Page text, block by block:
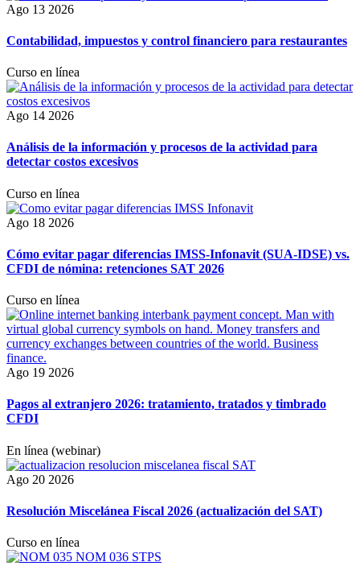
Ago 13 2026
Contabilidad, impuestos y control financiero para restaurantes
Curso en línea
Ago 14 2026
Análisis de la información y procesos de la actividad para
detectar costos excesivos
Curso en línea
Ago 18 2026
Cómo evitar pagar diferencias IMSS-Infonavit (SUA-IDSE) vs.
CFDI de nómina: retenciones SAT 2026
Curso en línea
Ago 19 2026
Pagos al extranjero 2026: tratamiento, tratados y timbrado
CFDI
En línea (webinar)
Ago 20 2026
Resolución Miscelánea Fiscal 2026 (actualización del SAT)
Curso en línea